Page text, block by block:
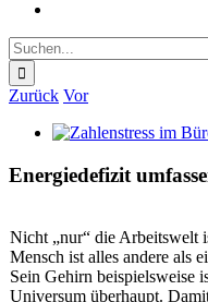
Suche
nach:
Zurück Vor
Zeige
Bild
Energiedefizit
Nicht „nur“ die Arbeitswelt
Mensch ist alles andere als
Sein Gehirn beispielsweise
Universum überhaupt.